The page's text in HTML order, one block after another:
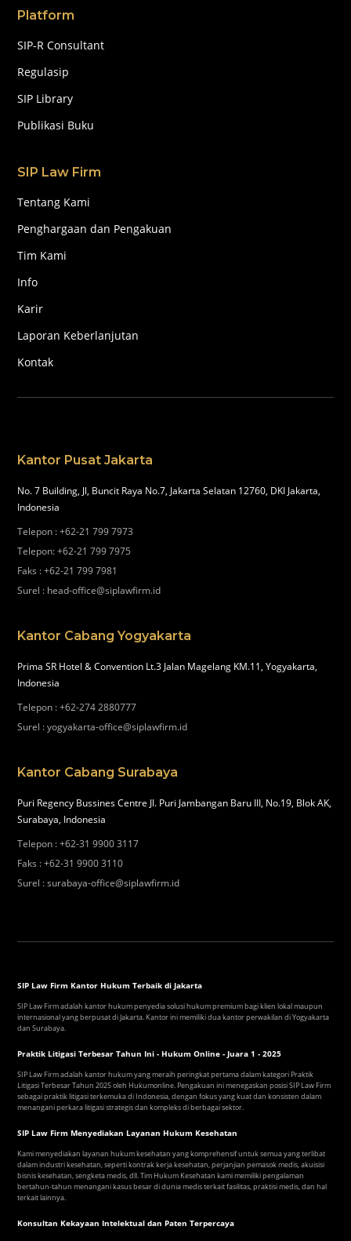
Platform
SIP-R Consultant
Regulasip
SIP Library
Publikasi Buku
SIP Law Firm
Tentang Kami
Penghargaan dan Pengakuan
Tim Kami
Info
Karir
Laporan Keberlanjutan
Kontak
Kantor Pusat Jakarta
No. 7 Building, Jl, Buncit Raya No.7, Jakarta Selatan 12760, DKI Jakarta,
Indonesia
Telepon :+62-21 799 7973
Telepon:+62-21 799 7975
Faks :+62-21 799 7981
Surel : head-office@siplawfirm.id
Kantor Cabang Yogyakarta
Prima SR Hotel & Convention Lt.3 Jalan Magelang KM.11, Yogyakarta,
Indonesia
Telepon :+62-274 2880777
Surel :yogyakarta-office@siplawfirm.id
Kantor Cabang Surabaya
Puri Regency Bussines Centre Jl. Puri Jambangan Baru III, No.19, Blok AK,
Surabaya, Indonesia
Telepon :+62-31 9900 3117
Faks :+62-31 9900 3110
Surel :surabaya-office@siplawfirm.id
SIP Law Firm Kantor Hukum Terbaik di Jakarta
SIP Law Firm adalah kantor hukum penyedia solusi hukum premium bagi klien lokal maupun
internasional yang berpusat di Jakarta. Kantor ini memiliki dua kantor perwakilan di Yogyakarta
dan Surabaya.
Praktik Litigasi Terbesar Tahun Ini - Hukum Online - Juara 1 - 2025
SIP Law Firm adalah kantor hukum yang meraih peringkat pertama dalam kategori Praktik
Litigasi Terbesar Tahun 2025 oleh Hukumonline. Pengakuan ini menegaskan posisi SIP Law Firm
sebagai praktik litigasi terkemuka di Indonesia, dengan fokus yang kuat dan konsisten dalam
menangani perkara litigasi strategis dan kompleks di berbagai sektor.
SIP Law Firm Menyediakan Layanan Hukum Kesehatan
Kami menyediakan layanan hukum kesehatan yang komprehensif untuk semua yang terlibat
dalam industri kesehatan, seperti kontrak kerja kesehatan, perjanjian pemasok medis, akuisisi
bisnis kesehatan, sengketa medis, dll. Tim Hukum Kesehatan kami memiliki pengalaman
bertahun-tahun menangani kasus besar di dunia medis terkait fasilitas, praktisi medis, dan hal
terkait lainnya.
Konsultan Kekayaan Intelektual dan Paten Terpercaya